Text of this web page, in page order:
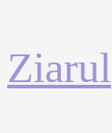
la
conținut
Ziarul